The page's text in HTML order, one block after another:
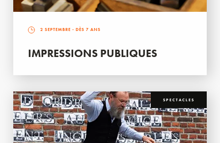
2 SEPTEMBRE - DÈS 7 ANS
IMPRESSIONS PUBLIQUES
SPECTACLES